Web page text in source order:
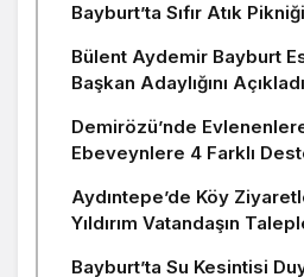
Bayburt’ta Sıfır Atık Pikniği
Bülent Aydemir Bayburt
Başkan Adaylığını Açıkladı
Demirözü’nde
Ebeveynlere 4 Farklı
Aydıntepe’de Köy
Yıldırım Vatandaşın
Bayburt’ta Su Kesintisi